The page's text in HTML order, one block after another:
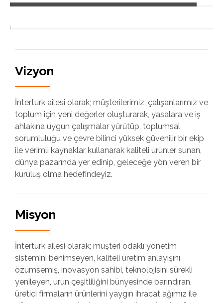
Vizyon
İnterturk ailesi olarak; müşterilerimiz, çalışanlarımız ve
toplum için yeni değerler oluşturarak, yasalara ve iş
ahlakına uygun çalışmalar yürütüp, toplumsal
sorumluluğu ve çevre bilinci yüksek güvenilir bir ekip
ile verimli kaynaklar kullanarak kaliteli ürünler sunan,
dünya pazarında yer edinip, geleceğe yön veren bir
kuruluş olma hedefindeyiz.
Misyon
İnterturk ailesi olarak; müşteri odaklı yönetim
sistemini benimseyen, kaliteli üretim anlayışını
özümsemiş, inovasyon sahibi, teknolojisini sürekli
yenileyen, ürün çeşitliliğini bünyesinde barındıran,
üretici firmaların ürünlerini yaygın ihracat ağımız ile